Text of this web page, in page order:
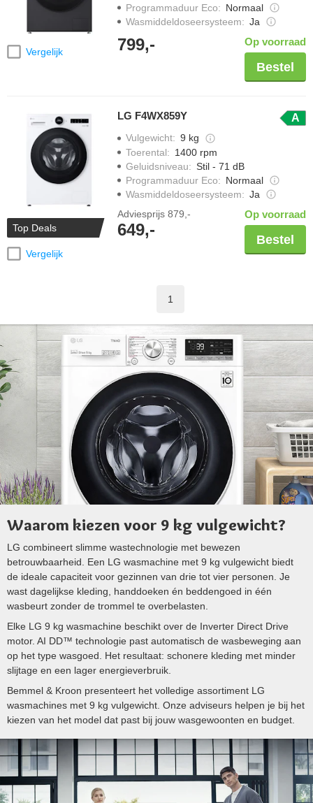
Vergelijk
Programmaduur Eco: Normaal
Wasmiddeldoseersysteem: Ja
799,- Op voorraad
Bestel
Top Deals
Vergelijk
LG F4WX859Y A
Vulgewicht: 9 kg
Toerental: 1400 rpm
Geluidsniveau: Stil - 71 dB
Programmaduur Eco: Normaal
Wasmiddeldoseersysteem: Ja
Adviesprijs 879,-
649,-
Op voorraad
Bestel
1
Waarom kiezen voor 9 kg vulgewicht?
LG combineert slimme wastechnologie met bewezen
betrouwbaarheid. Een LG wasmachine met 9 kg vulgewicht biedt
de ideale capaciteit voor gezinnen van drie tot vier personen. Je
wast dagelijkse kleding, handdoeken én beddengoed in één
wasbeurt zonder de trommel te overbelasten.
Elke LG 9 kg wasmachine beschikt over de Inverter Direct Drive
motor. AI DD™ technologie past automatisch de wasbeweging aan
op het type wasgoed. Het resultaat: schonere kleding met minder
slijtage en een lager energieverbruik.
Bemmel & Kroon presenteert het volledige assortiment LG
wasmachines met 9 kg vulgewicht. Onze adviseurs helpen je bij het
kiezen van het model dat past bij jouw wasgewoonten en budget.